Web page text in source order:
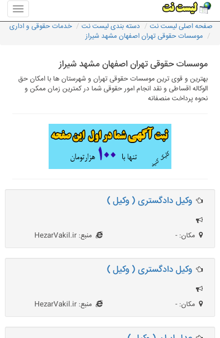
منوی
سایت
لیست
صفحه اصلی لیست نت دسته بندی لیست نت
خدمات حقوقی و اداری
موسسات حقوقی تهران اصفهان مشهد شیراز
موسسات حقوقی تهران اصفهان مشهد شیراز
بهترین و قوی ترین موسسات حقوقی تهران و شهرستان ها با امکان حق
الوکاله اقساطی و نقد انجام امور حقوقی شما در کمترین زمان ممکن و
نحوه پرداخت منصفانه
وکیل دادگستری ( وکیل )
مکان: - منبع: HezarVakil.ir
وکیل دادگستری ( وکیل )
مکان: - منبع: HezarVakil.ir